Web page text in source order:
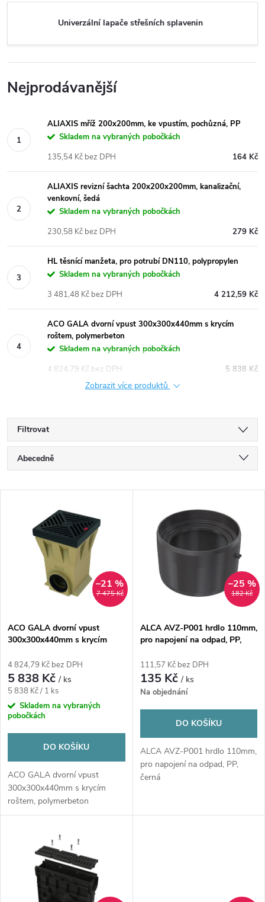
Univerzální lapače střešních splavenin
Nejprodávanější
ALIAXIS mříž 200x200mm, ke vpustím, pochůzná, PP
Skladem na vybraných pobočkách
164 Kč
135,54 Kč bez DPH
ALIAXIS revizní šachta 200x200x200mm, kanalizační,
venkovní, šedá
Skladem na vybraných pobočkách
279 Kč
230,58 Kč bez DPH
HL těsnící manžeta, pro potrubí DN110, polypropylen
Skladem na vybraných pobočkách
4 212,59 Kč
3 481,48 Kč bez DPH
ACO GALA dvorní vpust 300x300x440mm s krycím
roštem, polymerbeton
Skladem na vybraných pobočkách
5 838 Kč
4 824,79 Kč bez DPH
Zobrazit více produktů
Filtrovat
Ř
a
p
r
o
d
u
k
t
Abecedně
Nejprodávanější
s
p
r
o
d
u
k
7 475 Kč
–21 %
ACO GALA dvorní vpust
300x300x440mm s krycím
4 824,79 Kč bez DPH
5 838 Kč/ ks
Měrná
cena:
5 838 Kč / 1 ks
Skladem na vybraných
pobočkách
DO KOŠÍKU
ACO GALA dvorní vpust
300x300x440mm s krycím
roštem, polymerbeton
182 Kč
–25 %
ALCA AVZ-P001 hrdlo 110mm,
pro napojení na odpad, PP,
111,57 Kč bez DPH
135 Kč/ ks
Na objednání
DO KOŠÍKU
ALCA AVZ-P001 hrdlo 110mm,
pro napojení na odpad, PP,
černá